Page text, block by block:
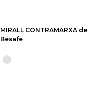
MIRALL CONTRAMARXA de
Besafe